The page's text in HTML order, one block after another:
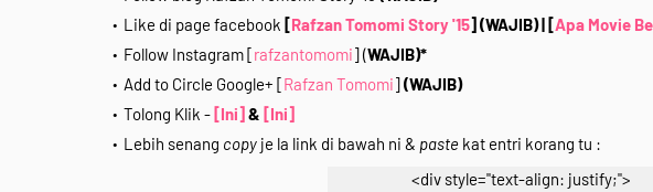
Like di page facebook [Rafzan Tomomi Story '15](WAJIB)| [Apa Movie
Follow Instagram [rafzantomomi] (WAJIB)*
Add to Circle Google+ [Rafzan Tomomi](WAJIB)
Tolong Klik - [Ini] & [Ini]
Lebih senang copy je la link di bawah ni & paste kat entri korang tu :
<div style="text-align: justify;">